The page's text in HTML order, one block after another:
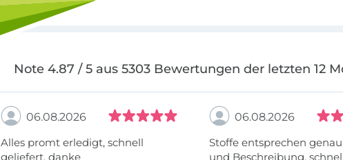
Note 4.87 / 5 aus 5303 Bewertungen der letzten 12
06.08.2026
Alles promt erledigt, schnell
geliefert, danke
06.08.2026
Stoffe entsprechen
und Beschreibung,